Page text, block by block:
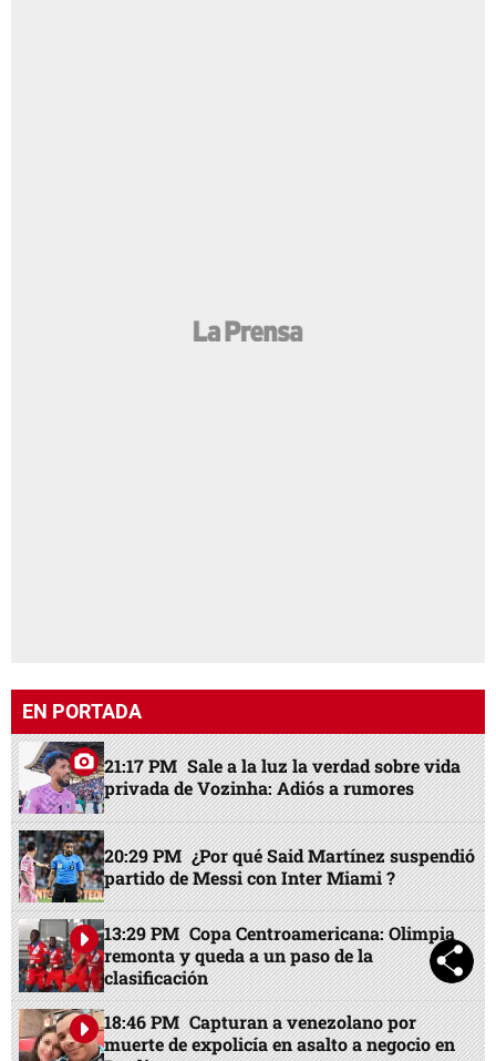
EN PORTADA
21:17 PM Sale a la luz la verdad sobre vida
privada de Vozinha: Adiós a rumores
20:29 PM ¿Por qué Said Martínez suspendió
partido de Messi con Inter Miami ?
13:29 PM Copa Centroamericana: Olimpia
remonta y queda a un paso de la
clasificación
18:46 PM Capturan a venezolano por
muerte de expolicía en asalto a negocio en